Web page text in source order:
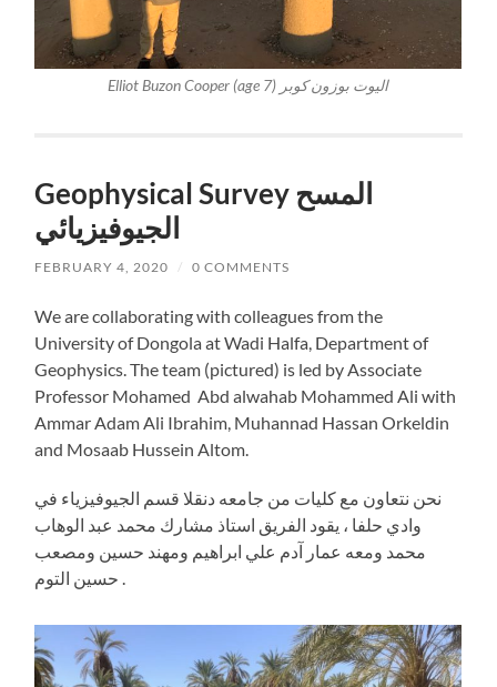
Elliot Buzon Cooper (age 7) اليوت بوزون كوبر
Geophysical Survey المسح
الجيوفيزيائي
FEBRUARY 4, 2020 / 0 COMMENTS
We are collaborating with colleagues from the
University of Dongola at Wadi Halfa, Department of
Geophysics. The team (pictured) is led by Associate
Professor Mohamed Abd alwahab Mohammed Ali with
Ammar Adam Ali Ibrahim, Muhannad Hassan Orkeldin
and Mosaab Hussein Altom.
نحن نتعاون مع كليات من جامعه دنقلا قسم الجيوفيزياء في
وادي حلفا ، يقود الفريق استاذ مشارك محمد عبد الوهاب
محمد ومعه عمار آدم علي ابراهيم ومهند حسين ومصعب
حسين التوم .